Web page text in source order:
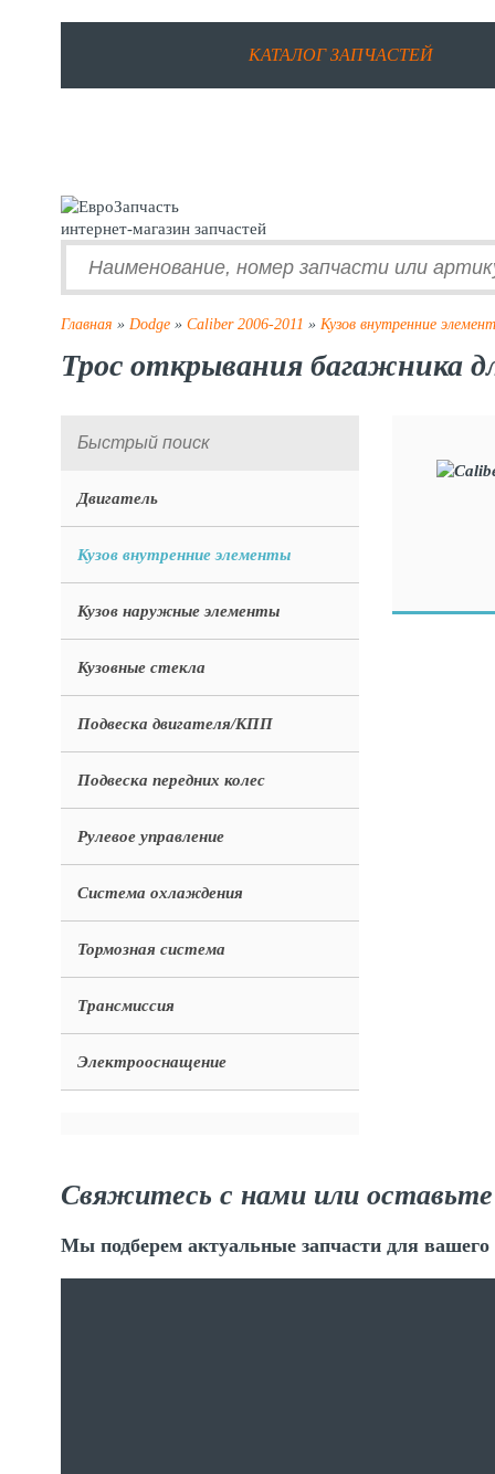
КАТАЛОГ ЗАПЧАСТЕЙ
интернет-магазин запчастей
Главная » Dodge » Caliber 2006-2011 » Кузов внутренние
Трос открывания багажника
Двигатель
Кузов внутренние элементы
Кузов наружные элементы
Кузовные стекла
Подвеска двигателя/КПП
Подвеска передних колес
Рулевое управление
Система охлаждения
Тормозная система
Трансмиссия
Электрооснащение
Свяжитесь с нами или оставьте
Мы подберем актуальные запчасти для вашего